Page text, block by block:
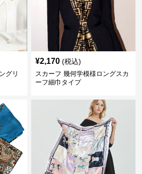
グリ
¥2,170 (税込)
スカーフ 幾何学模様ロングスカ
ーフ細巾タイプ